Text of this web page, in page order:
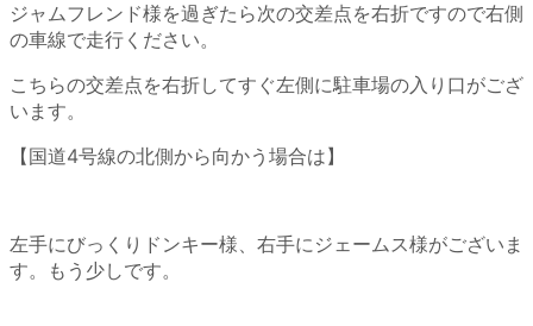
ジャムフレンド様を過ぎたら次の交差点を右折ですので右側
の車線で走行ください。
こちらの交差点を右折してすぐ左側に駐車場の入り口がござ
います。
【国道4号線の北側から向かう場合は】
左手にびっくりドンキー様、右手にジェームス様がございま
す。もう少しです。